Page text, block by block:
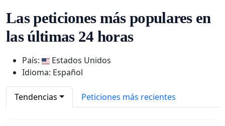
Las peticiones más populares en
las últimas 24 horas
País:
Estados Unidos
Idioma: Español
Tendencias Peticiones más recientes